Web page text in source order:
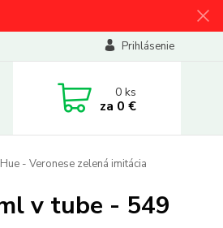
Prihlásenie
0ks
za 0 €
- Veronese zelená imitácia
v tube - 549